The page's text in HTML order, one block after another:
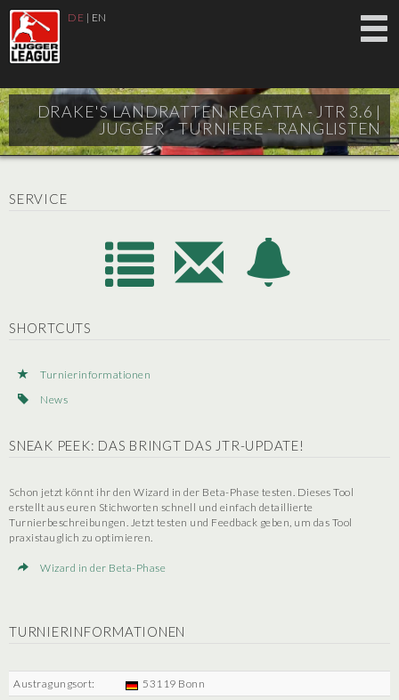
DE | EN
DRAKE'S LANDRATTEN REGATTA - JTR 3.6 |
JUGGER - TURNIERE - RANGLISTEN
SERVICE
SHORTCUTS
Turnierinformationen
News
SNEAK PEEK: DAS BRINGT DAS JTR-UPDATE!
Schon jetzt könnt ihr den Wizard in der Beta-Phase testen. Dieses Tool
erstellt aus euren Stichworten schnell und einfach detaillierte
Turnierbeschreibungen. Jetzt testen und Feedback geben, um das Tool
praxistauglich zu optimieren.
Wizard in der Beta-Phase
TURNIERINFORMATIONEN
Austragungsort:
53119 Bonn